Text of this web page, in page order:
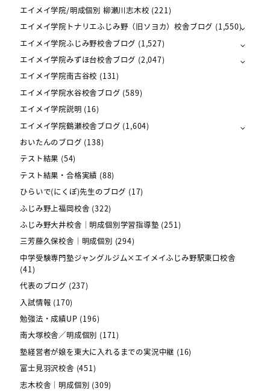
エイメイ学院/明成個別 柳瀬川志木校 (221)
エイメイ学院トナリエふじみ野（旧ソヨカ）校舎ブログ (1,550)
エイメイ学院ふじみ野校舎ブログ (1,527)
エイメイ学院みずほ台校舎ブログ (2,047)
エイメイ学院南古谷校 (131)
エイメイ学院水谷校舎ブログ (589)
エイメイ学院説明 (16)
エイメイ学院鶴瀬校舎ブログ (1,604)
おいたんのブログ (138)
テスト結果 (54)
テスト結果・合格実績 (88)
ひらいで(にくぽ)先生のブログ (17)
ふじみ野上福岡校舎 (322)
ふじみ野大井校舎｜明成個別学習指導塾 (251)
三芳藤久保校舎｜明成個別 (294)
中学受験専門塾ジャングルジム×エイメイふじみ野駅東口校舎
(41)
代表のブログ (237)
入試情報 (170)
勉強法・成績UP (196)
南大塚校舎／明成個別 (171)
塾経営者が娘を東大に入れるまでの実況中継 (16)
富士見羽沢校舎 (451)
志木校舎｜明成個別 (309)